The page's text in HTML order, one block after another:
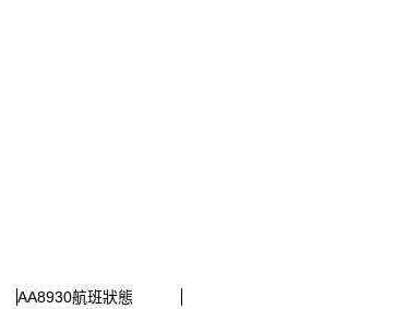
AA8930航班狀態